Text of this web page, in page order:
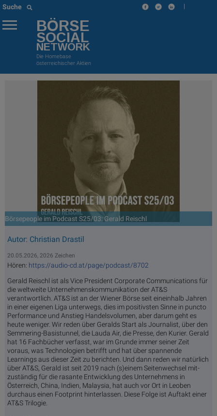
Suche |
BÖRSE
SOCIAL
NETWORK
Die Homebase
österreichischer Aktien
Börsepeople im Podcast S25/03: Gerald Reischl
Autor: Christian Drastil
20.05.2026, 2026 Zeichen
Hören: https://audio-cd.at/page/podcast/8702
Gerald Reischl ist als Vice President Corporate Communications für
die weltweite Unternehmenskommunikation der AT&S
verantwortlich. AT&S ist an der Wiener Börse seit eineinhalb Jahren
in einer eigenen Liga unterwegs, dies im positivsten Sinne in puncto
Performance und Anstieg Handelsvolumen, aber darum geht es
heute weniger. Wir reden über Geralds Start als Journalist, über den
Semmering-Basistunnel, die Lauda Air, die Presse, den Kurier. Gerald
hat 16 Fachbücher verfasst, war im Grunde immer seiner Zeit
voraus, was Technologien betrifft und hat über spannende
Learnings aus dieser Zeit zu berichten. Und dann reden wir natürlich
über AT&S, Gerald ist seit 2019 nach (s)einem Seitenwechsel mit-
zuständig für die rasante Entwicklung des Unternehmens in
Österreich, China, Indien, Malaysia, hat auch vor Ort in Leoben
durchaus einen Footprint hinterlassen. Diese Folge ist Auftakt einer
AT&S Trilogie.